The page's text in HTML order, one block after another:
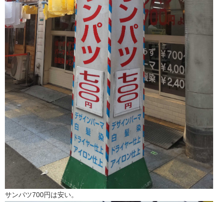
サンパツ700円は安い。